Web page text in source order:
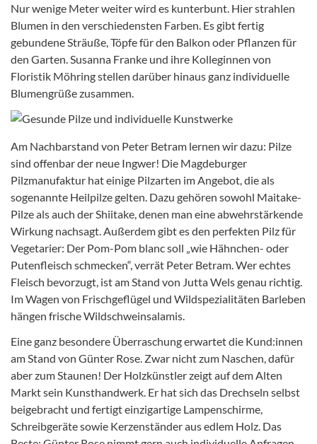
Nur wenige Meter weiter wird es kunterbunt. Hier strahlen
Blumen in den verschiedensten Farben. Es gibt fertig
gebundene Sträuße, Töpfe für den Balkon oder Pflanzen für
den Garten. Susanna Franke und ihre Kolleginnen von
Floristik Möhring stellen darüber hinaus ganz individuelle
Blumengrüße zusammen.
Am Nachbarstand von Peter Betram lernen wir dazu: Pilze
sind offenbar der neue Ingwer! Die Magdeburger
Pilzmanufaktur hat einige Pilzarten im Angebot, die als
sogenannte Heilpilze gelten. Dazu gehören sowohl Maitake-
Pilze als auch der Shiitake, denen man eine abwehrstärkende
Wirkung nachsagt. Außerdem gibt es den perfekten Pilz für
Vegetarier: Der Pom-Pom blanc soll „wie Hähnchen- oder
Putenfleisch schmecken“, verrät Peter Betram. Wer echtes
Fleisch bevorzugt, ist am Stand von Jutta Wels genau richtig.
Im Wagen von Frischgeflügel und Wildspezialitäten Barleben
hängen frische Wildschweinsalamis.
Eine ganz besondere Überraschung erwartet die Kund:innen
am Stand von Günter Rose. Zwar nicht zum Naschen, dafür
aber zum Staunen! Der Holzkünstler zeigt auf dem Alten
Markt sein Kunsthandwerk. Er hat sich das Drechseln selbst
beigebracht und fertigt einzigartige Lampenschirme,
Schreibgeräte sowie Kerzenständer aus edlem Holz. Das